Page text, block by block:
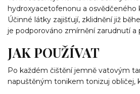
hydroxyacetofenonu a osvědčeného
Účinné látky zajišťují, zklidnění již
je podporováno zmírnění zarudnutí a
JAK POUŽÍVAT
Po každém čištění jemně vatovým
napuštěným tonikem tonizuj obličej,